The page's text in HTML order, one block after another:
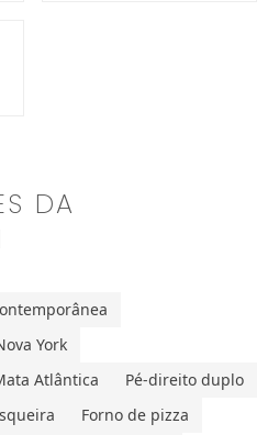
DA
York
Atlântica
Pé-direito duplo
Forno de pizza